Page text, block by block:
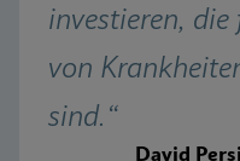
investieren,
von
sind.“
David